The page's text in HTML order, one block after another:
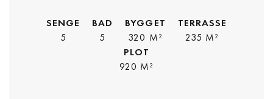
SENGE
5
BAD
5
BYGGET
320 M²
TERRASSE
235 M²
PLOT
920 M²